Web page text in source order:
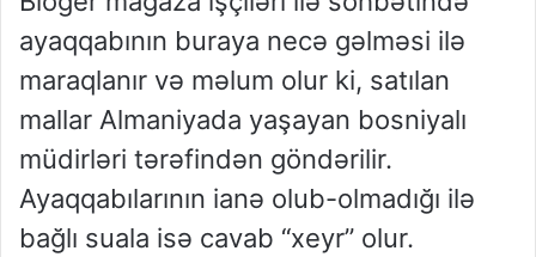
ayaqqabının buraya necə gəlməsi ilə
maraqlanır və məlum olur ki, satılan
mallar Almaniyada yaşayan bosniyalı
müdirləri tərəfindən göndərilir.
Ayaqqabılarının ianə olub-olmadığı ilə
bağlı suala isə cavab “xeyr” olur.